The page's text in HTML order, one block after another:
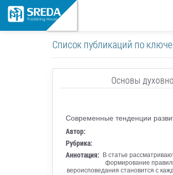
Список публикаций по
Основы
Современные тенденции
Автор:
Рубрика:
Аннотация: В статье
формирование
вероисповедания становится с